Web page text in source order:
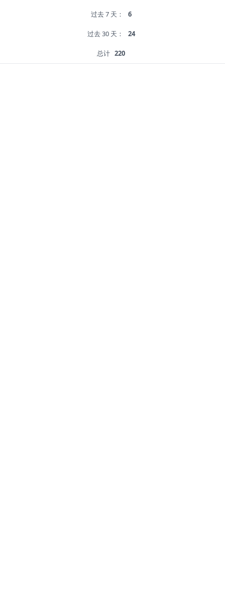
过去 7 天： 6
过去 30 天： 24
总计 220